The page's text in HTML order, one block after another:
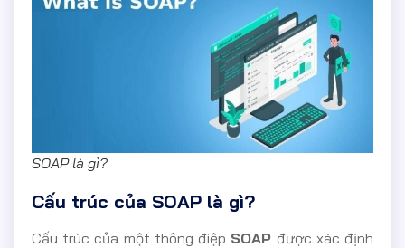
SOAP là gì?
Cấu trúc của SOAP là gì?
Cấu trúc của một thông điệp SOAP được xác định